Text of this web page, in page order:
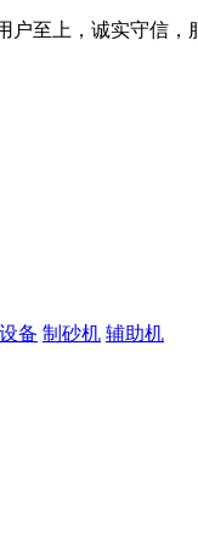
户至上，诚实守信，
备 制砂机 辅助机